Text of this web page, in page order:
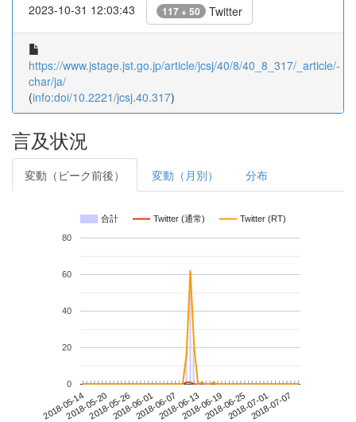
2023-10-31 12:03:43 117 + 50 Twitter
https://www.jstage.jst.go.jp/article/jcsj/40/8/40_8_317/_article/-
char/ja/
(info:doi/10.2221/jcsj.40.317)
言及状況
変動（ピーク前後） 変動（月別） 分布
合計 Twitter (通常) Twitter (RT)
2018-05-142018-05-202018-05-262018-06-012018-06-072018-06-132018-06-192018-06-252018-07-012018-07-07
0
20
40
60
80